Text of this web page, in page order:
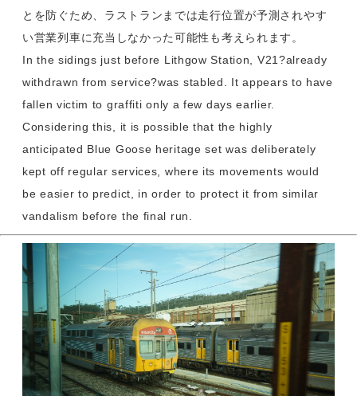
とを防ぐため、ラストランまでは走行位置が予測されやす
い営業列車に充当しなかった可能性も考えられます。
In the sidings just before Lithgow Station, V21?already
withdrawn from service?was stabled. It appears to have
fallen victim to graffiti only a few days earlier.
Considering this, it is possible that the highly
anticipated Blue Goose heritage set was deliberately
kept off regular services, where its movements would
be easier to predict, in order to protect it from similar
vandalism before the final run.